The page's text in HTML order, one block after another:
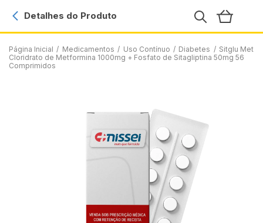
Página Inicial / Medicamentos / Uso Contínuo / Diabetes / Sitglu Met
Cloridrato de Metformina 1000mg + Fosfato de Sitagliptina 50mg 56
Comprimidos
Detalhes do Produto